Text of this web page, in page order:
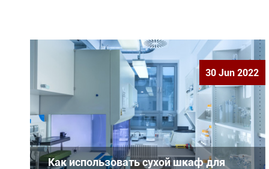
30 Jun 2022
Как использовать сухой шкаф для